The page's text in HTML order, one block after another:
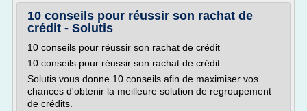
10 conseils pour réussir son rachat de
crédit - Solutis
10 conseils pour réussir son rachat de crédit
10 conseils pour réussir son rachat de crédit
Solutis vous donne 10 conseils afin de maximiser vos
chances d'obtenir la meilleure solution de regroupement
de crédits.